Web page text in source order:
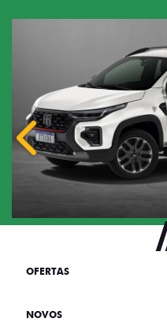
Anterior
OFERTAS
NOVOS